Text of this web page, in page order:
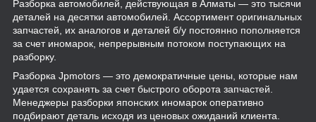
Разборка автомобилей, действующая в Алматы — это тысячи
деталей на десятки автомобилей. Ассортимент оригинальных
запчастей, их аналогов и деталей б/у постоянно пополняется
за счет иномарок, непрерывным потоком поступающих на
разборку.
Разборка Jpmotors — это демократичные цены, которые нам
удается сохранять за счет быстрого оборота запчастей.
Менеджеры разборки японских иномарок оперативно
подбирают деталь исходя из ценовых ожиданий клиента.